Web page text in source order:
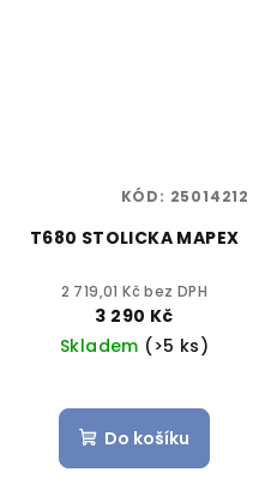
T680 STOLICKA MAPEX
2 719,01 Kč bez DPH
3 290 Kč
Skladem (>5 ks)
Do košíku
KÓD: 25014212